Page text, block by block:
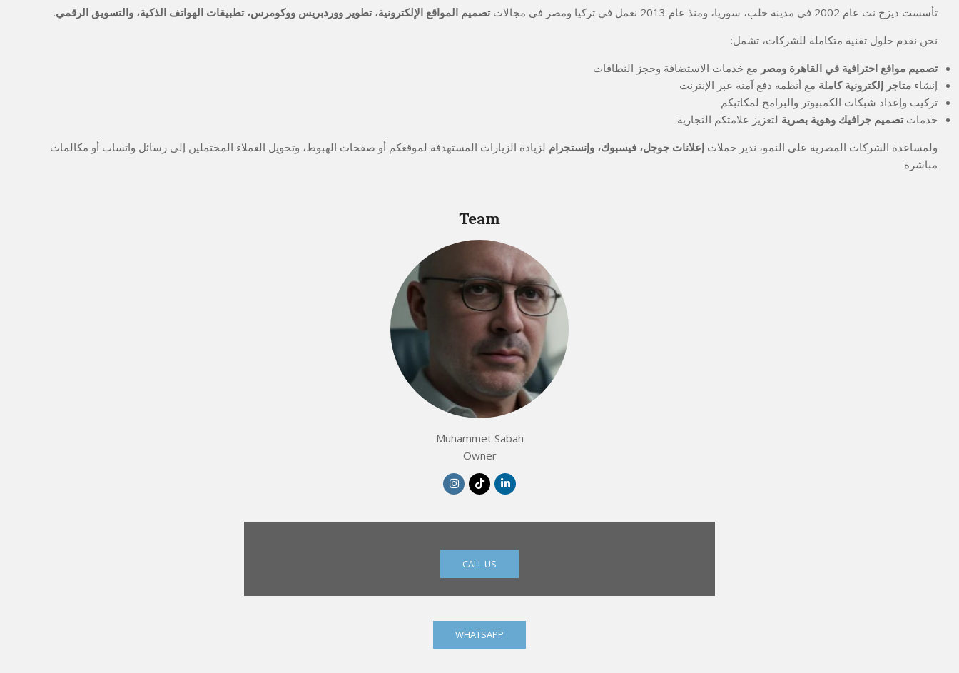
تأسست ديزج نت عام 2002 في مدينة حلب، سوريا، ومنذ عام 2013 نعمل في تركيا ومصر في مجالات
تصميم المواقع الإلكترونية، تطوير ووردبريس ووكومرس، تطبيقات الهواتف الذكية، والتسويق الرقمي.
نحن نقدم حلول تقنية متكاملة للشركات، تشمل:
تصميم مواقع احترافية في القاهرة ومصر مع خدمات الاستضافة وحجز النطاقات
إنشاء متاجر إلكترونية كاملة مع أنظمة دفع آمنة عبر الإنترنت
تركيب وإعداد شبكات الكمبيوتر والبرامج لمكاتبكم
خدماتتصميم جرافيك وهوية بصرية لتعزيز علامتكم التجارية
ولمساعدة الشركات المصرية على النمو، ندير حملات إعلانات جوجل، فيسبوك، وإنستجرام لزيادة الزيارات المستهدفة لموقعكم أو صفحات الهبوط، وتحويل العملاء المحتملين إلى رسائل واتساب أو مكالمات
مباشرة.
Team
Muhammet Sabah
Owner
CALL US
WHATSAPP